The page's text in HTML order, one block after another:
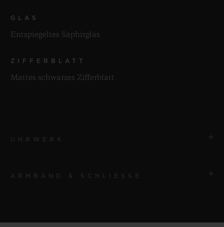
GLAS
Entspiegeltes Saphirglas
ZIFFERBLATT
Mattes schwarzes Zifferblatt
ARMBAND